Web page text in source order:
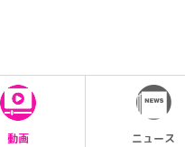
動画 ニュース